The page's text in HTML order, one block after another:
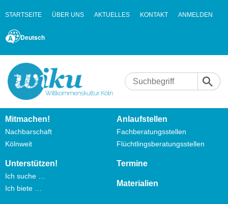
STARTSEITE ÜBER UNS AKTUELLES KONTAKT ANMELDEN
Deutsch
Mitmachen!
Nachbarschaft
Kölnweit
Anlaufstellen
Fachberatungsstellen
Flüchtlingsberatungsstellen
Unterstützen!
Ich suche …
Ich biete …
Termine
Materialien